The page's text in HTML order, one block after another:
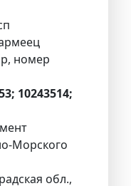
номер
10243514;
Морского
обл.,